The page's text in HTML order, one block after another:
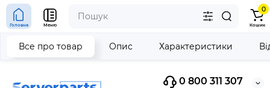
0 800 311 307
Головна Меню
0
Кошик
Все про товар Опис Характеристики